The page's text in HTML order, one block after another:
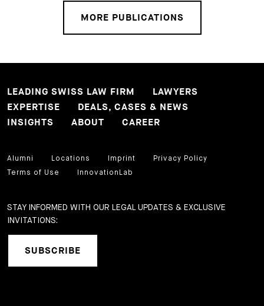
MORE PUBLICATIONS
LEADING SWISS LAW FIRM
LAWYERS
EXPERTISE
DEALS, CASES & NEWS
INSIGHTS
ABOUT CAREER
Alumni Locations Imprint
Privacy Policy
Terms of Use
InnovationLab
STAY INFORMED WITH OUR LEGAL UPDATES & EXCLUSIVE
INVITATIONS:
SUBSCRIBE